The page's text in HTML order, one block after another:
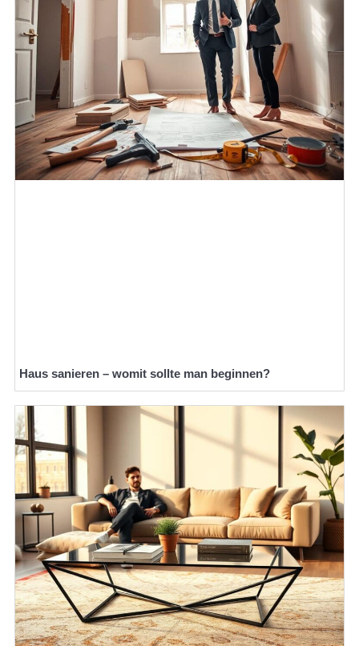
Haus sanieren – womit sollte man beginnen?